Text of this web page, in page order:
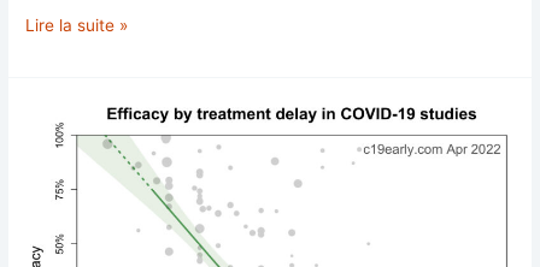
la
Adoption
traitements
précoces
Lire la suite »